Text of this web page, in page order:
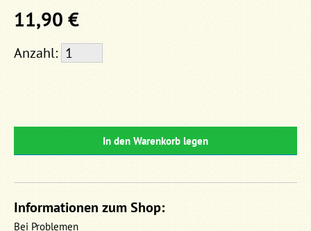
11,90 €
Anzahl:
In den Warenkorb legen
Informationen zum Shop:
Bei Problemen